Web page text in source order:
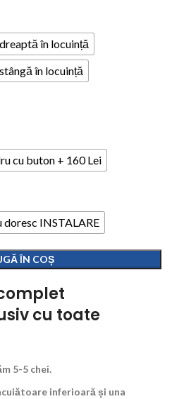
în locuință
în locuință
cu buton + 160 Lei
doresc INSTALARE
ÎN COȘ
cu toate
5-5 chei.
inferioară și una